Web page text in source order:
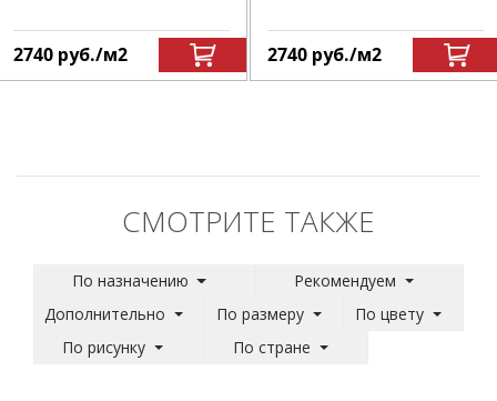
2740 руб./м2 2740 руб./м2
СМОТРИТЕ ТАКЖЕ
По назначению
Рекомендуем
Дополнительно
По размеру
По цвету
По рисунку
По стране